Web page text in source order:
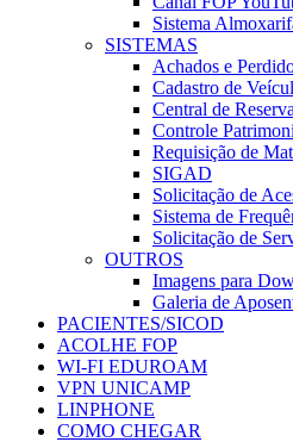
Sistema
SISTEMAS
Achados e
Cadastro de
Central de
Controle
Requisição de
SIGAD
Solicitação de
Sistema de
Solicitação de
OUTROS
Imagens para
Galeria de
PACIENTES/SICOD
ACOLHE FOP
WI-FI EDUROAM
VPN UNICAMP
LINPHONE
COMO CHEGAR